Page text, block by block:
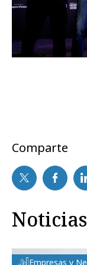
Comparte
Empresas y